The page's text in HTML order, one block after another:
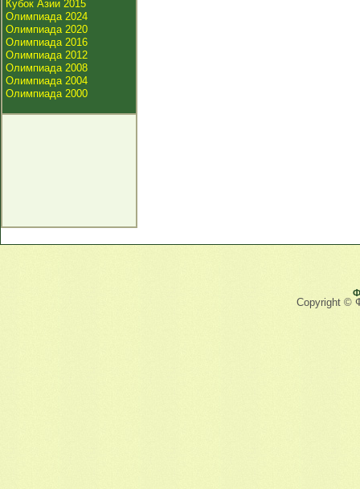
Кубок Азии 2015
Олимпиада 2024
Олимпиада 2020
Олимпиада 2016
Олимпиада 2012
Олимпиада 2008
Олимпиада 2004
Олимпиада 2000
Copyright ©